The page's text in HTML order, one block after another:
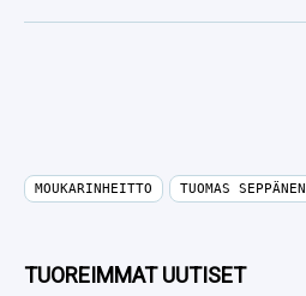
MOUKARINHEITTO TUOMAS SEPPÄNEN
TUOREIMMAT UUTISET